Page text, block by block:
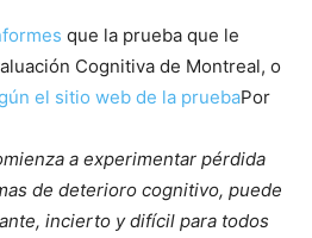
que la prueba que le
Cognitiva de Montreal, o
el sitio web de la pruebaPor
a experimentar pérdida
de deterioro cognitivo, puede
incierto y difícil para todos